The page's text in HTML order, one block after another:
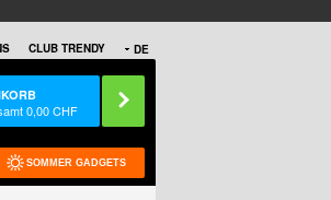
DE
CLUB TRENDY
0,00CHF
SOMMER GADGETS